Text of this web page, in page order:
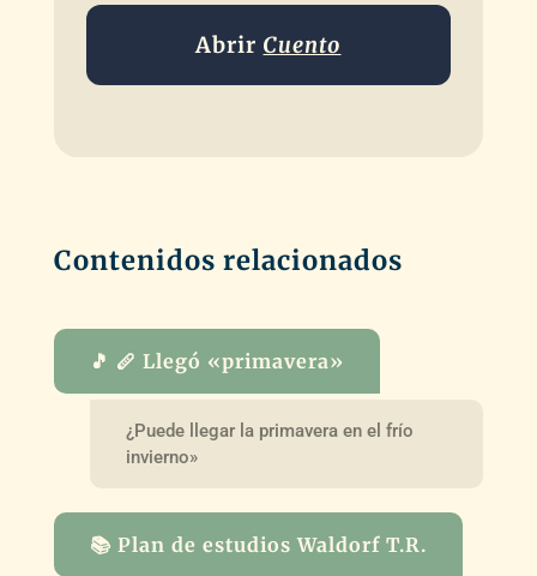
Abrir Cuento
Contenidos relacionados
🎵 🪈 Llegó «primavera»
¿Puede llegar la primavera en el frío
invierno»
📚 Plan de estudios Waldorf T.R.